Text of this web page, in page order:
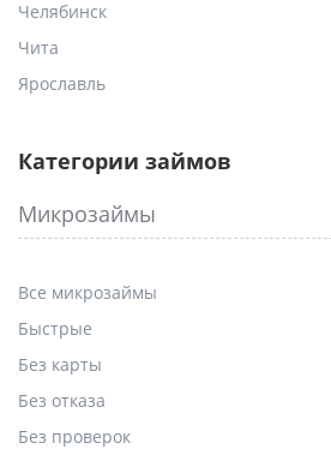
Челябинск
Чита
Ярославль
Категории займов
Микрозаймы
Все микрозаймы
Быстрые
Без карты
Без отказа
Без проверок